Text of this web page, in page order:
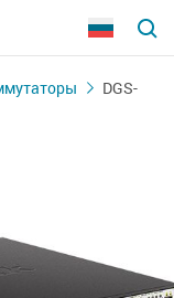
DGS-